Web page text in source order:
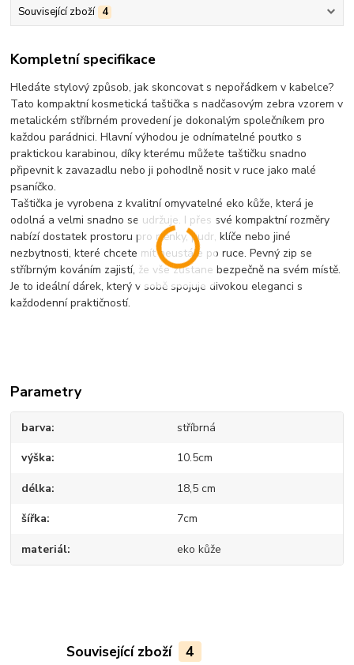
Související zboží 4
Kompletní specifikace
Hledáte stylový způsob, jak skoncovat s nepořádkem v kabelce?
Tato kompaktní kosmetická taštička s nadčasovým zebra vzorem v
metalickém stříbrném provedení je dokonalým společníkem pro
každou parádnici.Hlavní výhodou je odnímatelné poutko s
praktickou karabinou, díky kterému můžete taštičku snadno
připevnit k zavazadlu nebo ji pohodlně nosit v ruce jako malé
psaníčko.
Taštička je vyrobena z kvalitní omyvatelné eko kůže, která je
odolná a velmi snadno se udržuje. I přes své kompaktní rozměry
nabízí dostatek prostoru pro rtěnky, pudr, klíče nebo jiné
nezbytnosti, které chcete mít neustále po ruce. Pevný zip se
stříbrným kováním zajistí, že vše zůstane bezpečně na svém místě.
Je to ideální dárek, který v sobě spojuje divokou eleganci s
každodenní praktičností.
Parametry
barva stříbrná
výška 10.5cm
délka 18,5 cm
šířka 7cm
materiál eko kůže
Související zboží 4